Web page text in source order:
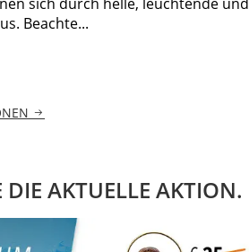
Beachte...
DIE AKTUELLE AKTION.